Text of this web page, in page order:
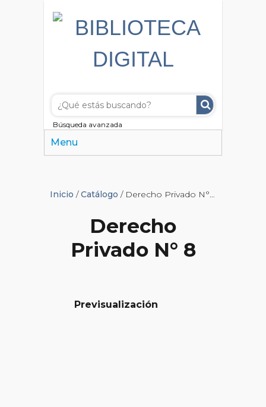
Búsqueda avanzada
Menu
Inicio /Catálogo / Derecho Privado N° 8
Derecho
Privado N° 8
Previsualización